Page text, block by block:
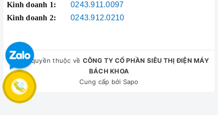
Kinh doanh 1:
0243.911.0097
Kinh doanh 2:
0243.912.0210
© Bản quyền thuộc về CÔNG TY CỔ PHẦN SIÊU THỊ ĐIỆN MÁY
BÁCH KHOA
Cung cấp bởi Sapo